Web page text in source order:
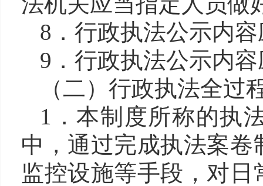
8．行政执法公示内
9．行政执法公示内
（二）行政执法全过
1．本制度所称的执
中，通过完成执法案
监控设施等手段，对